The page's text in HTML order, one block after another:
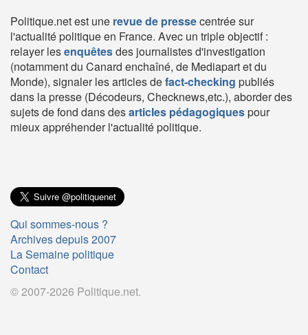
Politique.net est une revue de pressecentrée sur
l'actualité politique en France. Avec un triple objectif :
relayer lesenquêtesdes journalistes d'investigation
(notamment du Canard enchaîné, de Mediapart et du
Monde), signaler les articles defact-checking publiés
dans la presse (Décodeurs, Checknews,etc.), aborder des
sujets de fond dans desarticles pédagogiquespour
mieux appréhender l'actualité politique.
Qui sommes-nous ?
Archives depuis 2007
La Semaine politique
Contact
© 2007-2026 Politique.net.